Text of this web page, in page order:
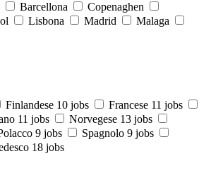
Barcellona
Copenaghen
Lisbona Madrid
Malaga
Finlandese 10 jobs Francese 11 jobs
11 jobs Norvegese 13 jobs
9 jobs Spagnolo 9 jobs
18 jobs